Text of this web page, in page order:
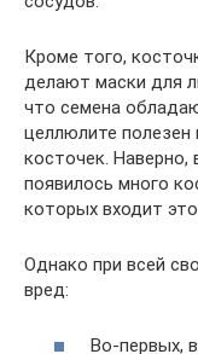
Кроме того,
делают маски для
что семена
целлюлите
косточек. Наверно,
появилось много
которых входит
Однако при всей
вред:
Во-первых,